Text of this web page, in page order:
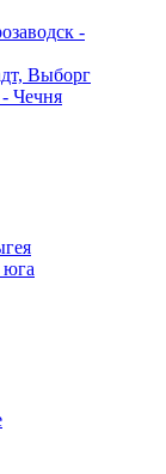
-
Выборг
Чечня
юга